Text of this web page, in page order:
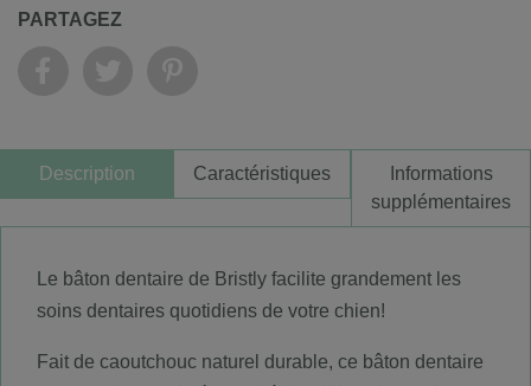
PARTAGEZ
Description Caractéristiques
Informations
supplémentaires
Le bâton dentaire de Bristly facilite grandement les
soins dentaires quotidiens de votre chien!
Fait de caoutchouc naturel durable, ce bâton dentaire